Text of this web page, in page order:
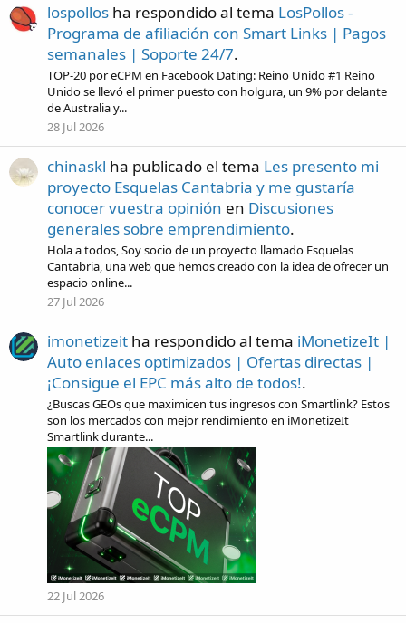
lospollos ha respondido al tema LosPollos -
Programa de afiliación con Smart Links | Pagos
semanales | Soporte 24/7.
TOP-20 por eCPM en Facebook Dating: Reino Unido #1 Reino
Unido se llevó el primer puesto con holgura, un 9% por delante
de Australia y...
28 Jul 2026
chinaskl ha publicado el tema Les presento mi
proyecto Esquelas Cantabria y me gustaría
conocer vuestra opinión en Discusiones
generales sobre emprendimiento.
Hola a todos, Soy socio de un proyecto llamado Esquelas
Cantabria, una web que hemos creado con la idea de ofrecer un
espacio online...
27 Jul 2026
imonetizeit ha respondido al tema iMonetizeIt |
Auto enlaces optimizados | Ofertas directas |
¡Consigue el EPC más alto de todos!.
¿Buscas GEOs que maximicen tus ingresos con Smartlink? Estos
son los mercados con mejor rendimiento en iMonetizeIt
Smartlink durante...
22 Jul 2026